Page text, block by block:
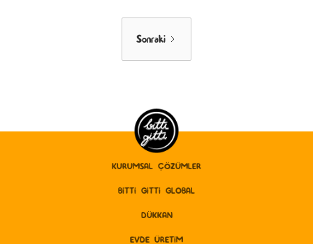
Sonraki
KURUMSAL ÇÖZÜMLER
BITTI GITTI GLOBAL
DÜKKAN
EVDE ÜRETİM